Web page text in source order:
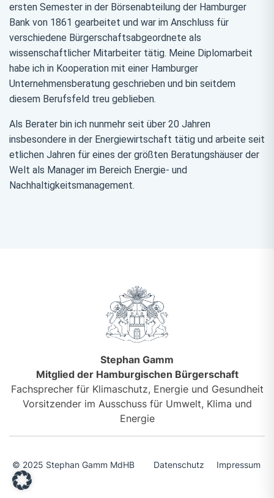
ersten Semester in der Börsenabteilung der Hamburger
Bank von 1861 gearbeitet und war im Anschluss für
verschiedene Bürgerschaftsabgeordnete als
wissenschaftlicher Mitarbeiter tätig. Meine Diplomarbeit
habe ich in Kooperation mit einer Hamburger
Unternehmensberatung geschrieben und bin seitdem
diesem Berufsfeld treu geblieben.
Als Berater bin ich nunmehr seit über 20 Jahren
insbesondere in der Energiewirtschaft tätig und arbeite seit
etlichen Jahren für eines der größten Beratungshäuser der
Welt als Manager im Bereich Energie- und
Nachhaltigkeitsmanagement.
Stephan Gamm
Mitglied der Hamburgischen Bürgerschaft
Fachsprecher für Klimaschutz, Energie und Gesundheit
Vorsitzender im Ausschuss für Umwelt, Klima und
Energie
© 2025 Stephan Gamm MdHB Datenschutz Impressum